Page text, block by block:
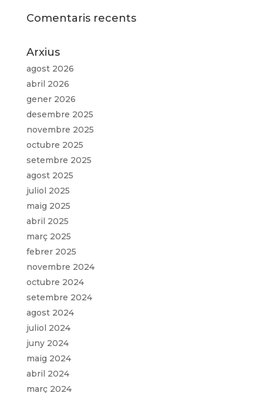
Comentaris recents
Arxius
agost 2026
abril 2026
gener 2026
desembre 2025
novembre 2025
octubre 2025
setembre 2025
agost 2025
juliol 2025
maig 2025
abril 2025
març 2025
febrer 2025
novembre 2024
octubre 2024
setembre 2024
agost 2024
juliol 2024
juny 2024
maig 2024
abril 2024
març 2024